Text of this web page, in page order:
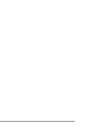
Mousse
de lavage
odeurs dans les
?
cheveux secs
de cheveux ?
cheveux
!